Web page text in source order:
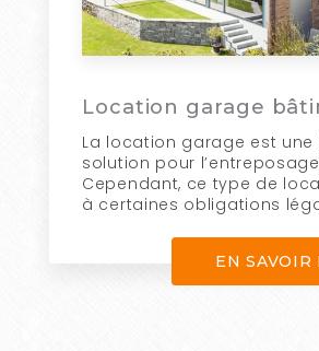
Location garage
La location garage est une
solution pour
Cependant, ce type de
à certaines obligations
EN SAVOIR